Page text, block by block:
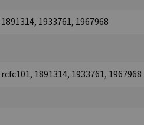
1933761, 1967968
1891314, 1933761, 1967968